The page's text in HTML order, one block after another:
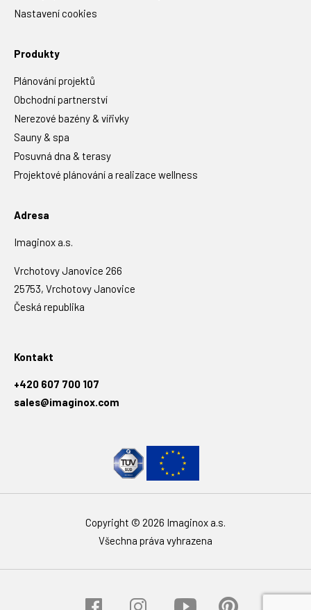
Nastavení cookies
Produkty
Plánování projektů
Obchodní partnerství
Nerezové bazény & vířivky
Sauny & spa
Posuvná dna & terasy
Projektové plánování a realizace wellness
Adresa
Imaginox a.s.
Vrchotovy Janovice 266
25753, Vrchotovy Janovice
Česká republika
Kontakt
+420 607 700 107
sales@imaginox.com
Copyright © 2026 Imaginox a.s.
Všechna práva vyhrazena